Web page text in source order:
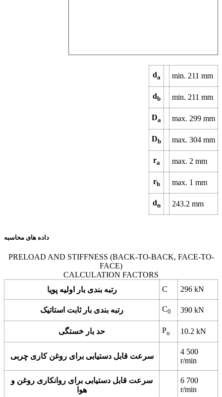
da min. 211 mm
db min. 211 mm
Da max. 299 mm
Db max. 304 mm
ra max. 2 mm
rb max. 1 mm
dn 243.2 mm
داده های محاسبه
رتبه بندی بار اولیه پویا C 296 kN
رتبه بندی بار ثابت استاتیک C0 390 kN
حد بار خستگی Pu 10.2 kN
سرعت قابل دستیابی برای روغن کاری چربی
4 500
r/min
سرعت قابل دستیابی برای روانکاری روغن و
هوا
6 700
r/min
PRELOAD AND STIFFNESS (BACK-TO-BACK, FACE-TO-
FACE)
CALCULATION FACTORS